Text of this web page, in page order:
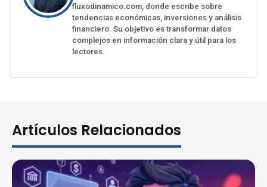
fluxodinamico.com, donde escribe sobre
tendencias económicas, inversiones y análisis
financiero. Su objetivo es transformar datos
complejos en información clara y útil para los
lectores.
Artículos Relacionados